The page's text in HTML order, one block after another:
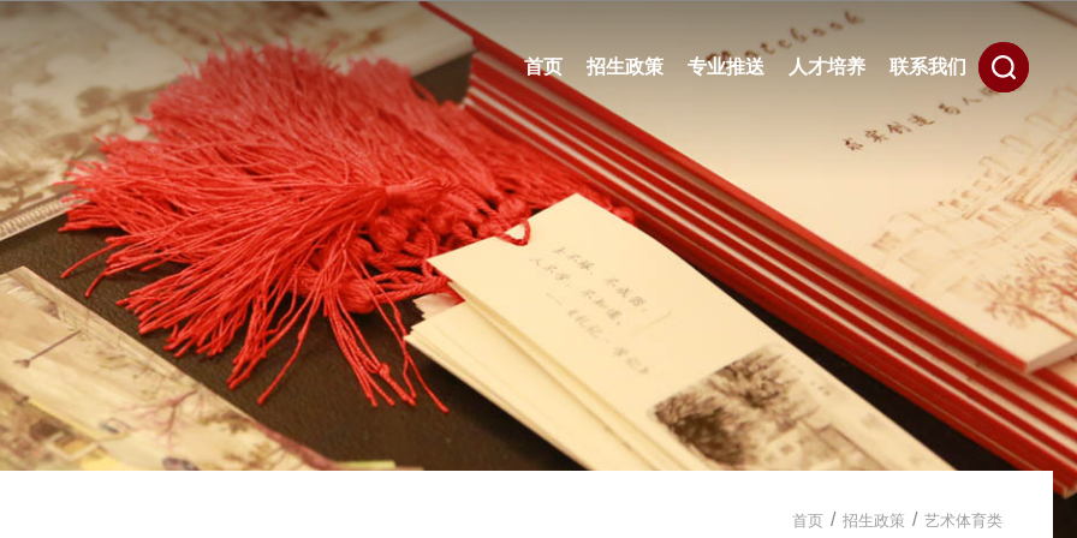
首页 招生政策 专业推送 人才培养 联系我们
首页 / 招生政策 / 艺术体育类